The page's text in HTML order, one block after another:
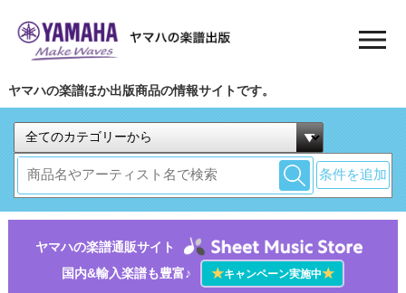
ヤマハの楽譜ほか出版商品の情報サイトです。
条件を追加
ヤマハの楽譜通販サイト
国内&輸入楽譜も豊富♪
★キャンペーン実施中★